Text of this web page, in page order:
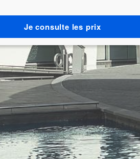
Je consulte les prix